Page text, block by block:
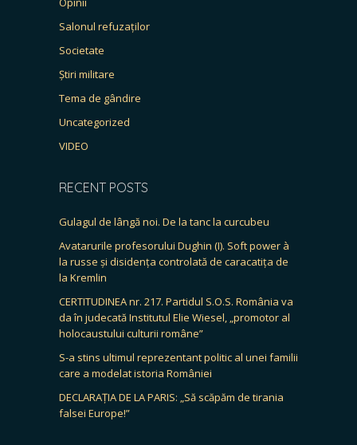
Salonul refuzaților
Societate
Știri militare
Tema de gândire
Uncategorized
VIDEO
RECENT POSTS
Gulagul de lângă noi. De la tanc la curcubeu
Avatarurile profesorului Dughin (I). Soft power à
la russe și disidența controlată de caracatița de
la Kremlin
CERTITUDINEA nr. 217. Partidul S.O.S. România va
da în judecată Institutul Elie Wiesel, „promotor al
holocaustului culturii române”
S-a stins ultimul reprezentant politic al unei familii
care a modelat istoria României
DECLARAȚIA DE LA PARIS: „Să scăpăm de tirania
falsei Europe!”